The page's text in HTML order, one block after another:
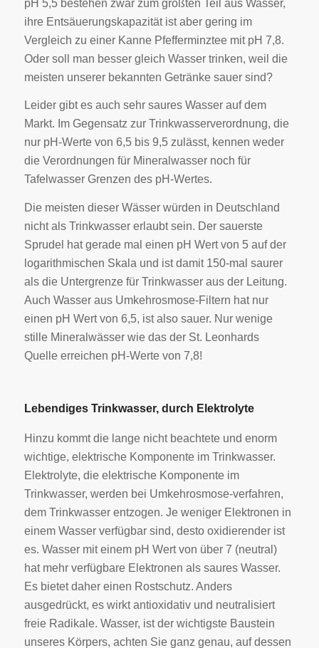
pH 5,5 bestehen zwar zum größten Teil aus Wasser,
ihre Entsäuerungskapazität ist aber gering im
Vergleich zu einer Kanne Pfefferminztee mit pH 7,8.
Oder soll man besser gleich Wasser trinken, weil die
meisten unserer bekannten Getränke sauer sind?
Leider gibt es auch sehr saures Wasser auf dem
Markt. Im Gegensatz zur Trinkwasserverordnung, die
nur pH-Werte von 6,5 bis 9,5 zulässt, kennen weder
die Verordnungen für Mineralwasser noch für
Tafelwasser Grenzen des pH-Wertes.
Die meisten dieser Wässer würden in Deutschland
nicht als Trinkwasser erlaubt sein. Der sauerste
Sprudel hat gerade mal einen pH Wert von 5 auf der
logarithmischen Skala und ist damit 150-mal saurer
als die Untergrenze für Trinkwasser aus der Leitung.
Auch Wasser aus Umkehrosmose-Filtern hat nur
einen pH Wert von 6,5, ist also sauer. Nur wenige
stille Mineralwässer wie das der St. Leonhards
Quelle erreichen pH-Werte von 7,8!
Lebendiges Trinkwasser, durch Elektrolyte
Hinzu kommt die lange nicht beachtete und enorm
wichtige, elektrische Komponente im Trinkwasser.
Elektrolyte, die elektrische Komponente im
Trinkwasser, werden bei Umkehrosmose-verfahren,
dem Trinkwasser entzogen. Je weniger Elektronen in
einem Wasser verfügbar sind, desto oxidierender ist
es. Wasser mit einem pH Wert von über 7 (neutral)
hat mehr verfügbare Elektronen als saures Wasser.
Es bietet daher einen Rostschutz. Anders
ausgedrückt, es wirkt antioxidativ und neutralisiert
freie Radikale. Wasser, ist der wichtigste Baustein
unseres Körpers, achten Sie ganz genau, auf dessen